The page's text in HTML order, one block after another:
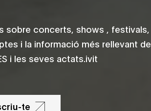
sobre concerts, shows , festivals,
i la informació més rellevant de
i les seves actats.ivit
te